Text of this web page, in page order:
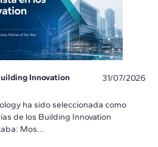
Innovation
31/07/2026
ha sido seleccionada como
de los Building Innovation
Mos...